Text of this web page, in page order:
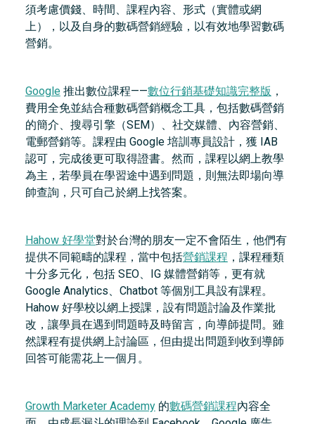
須考慮價錢、時間、課程內容、形式（實體或網
上），以及自身的數碼營銷經驗，以有效地學習數碼
營銷。
Google推出數位課程——數位行銷基礎知識完整版 ，
費用全免並結合種數碼營銷概念工具，包括數碼營銷
的簡介、搜尋引擎（SEM）、社交媒體、內容營銷、
電郵營銷等。課程由 Google 培訓專員設計，獲 IAB
認可，完成後更可取得證書。然而，課程以網上教學
為主，若學員在學習途中遇到問題，則無法即場向導
帥查詢，只可自己於網上找答案。
Hahow 好學堂對於台灣的朋友一定不會陌生，他們有
提供不同範疇的課程，當中包括營銷課程 ，課程種類
十分多元化，包括 SEO、IG 媒體營銷等，更有就
Google Analytics、Chatbot 等個別工具設有課程。
Hahow 好學校以網上授課，設有問題討論及作業批
改，讓學員在遇到問題時及時留言，向導師提問。雖
然課程有提供網上討論區，但由提出問題到收到導師
回答可能需花上一個月。
Growth Marketer Academy的數碼營銷課程內容全